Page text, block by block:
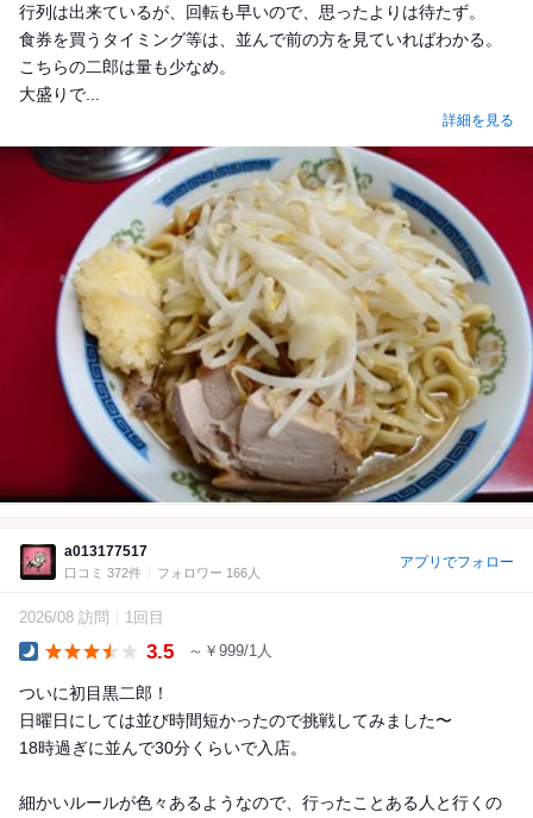
行列は出来ているが、回転も早いので、思ったよりは待たず。
食券を買うタイミング等は、並んで前の方を見ていればわかる。
こちらの二郎は量も少なめ。
大盛りで...
詳細を見る
a013177517
口コミ 372件 フォロワー 166人
アプリでフォロー
2026/08 訪問 1回目
3.5 ～￥999/1人
ついに初目黒二郎！
日曜日にしては並び時間短かったので挑戦してみました〜
18時過ぎに並んで30分くらいで入店。
細かいルールが色々あるようなので、行ったことある人と行くの